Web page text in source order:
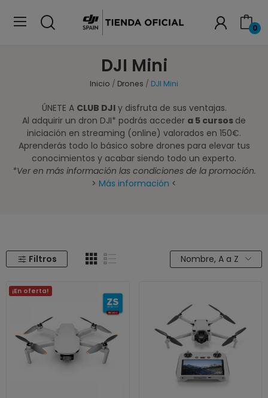
0
DJI Mini
Inicio Drones DJI Mini
ÚNETE A CLUB DJIy disfruta de sus ventajas.
Al adquirir un dron DJI* podrás acceder a 5 cursos de
iniciación en streaming (online) valorados en 150€.
Aprenderás todo lo básico sobre drones para elevar tus
conocimientos y acabar siendo todo un experto.
*Ver en más información las condiciones de la promoción.
> Más información <
Filtros Nombre, A a Z
¡En oferta!